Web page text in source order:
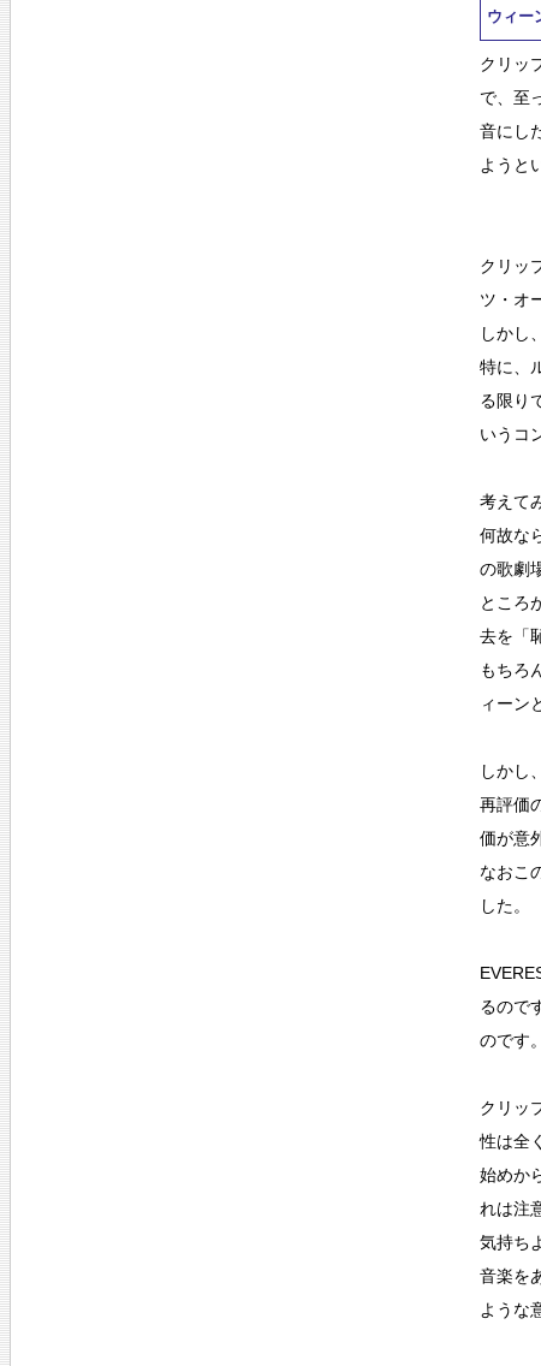
ウィー
クリッ
で、至
音にし
ようと
クリッ
ツ・オ
しかし
特に、
る限り
いうコ
考えて
何故な
の歌劇
ところ
去を「
もちろ
ィーン
しかし
再評価
価が意
なおこ
した。
るので
のです。
クリッ
性は全
始めか
れは注
気持ち
音楽を
ような